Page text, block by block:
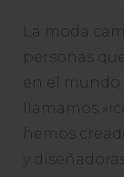
La moda
personas
en el mundo
llamamos
hemos
y